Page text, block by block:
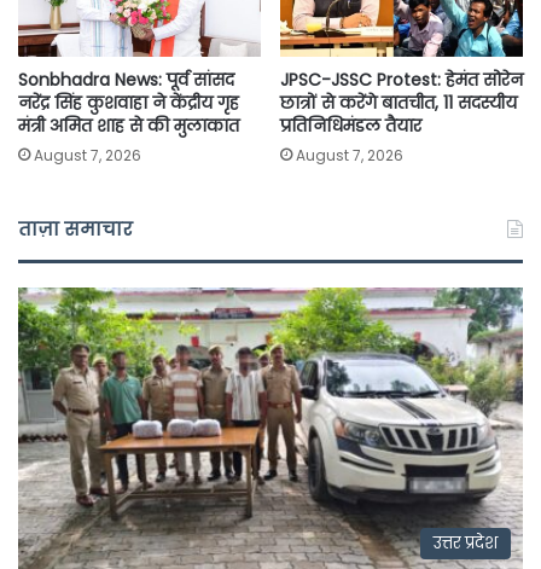
Sonbhadra News: पूर्व सांसद
नरेंद्र सिंह कुशवाहा ने केंद्रीय गृह
मंत्री अमित शाह से की मुलाकात
August 7, 2026
JPSC-JSSC Protest: हेमंत सोरेन
छात्रों से करेंगे बातचीत, 11 सदस्यीय
प्रतिनिधिमंडल तैयार
August 7, 2026
ताज़ा समाचार
उत्तर प्रदेश